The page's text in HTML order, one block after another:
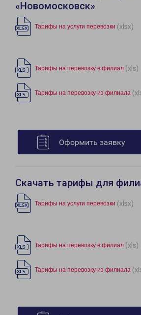
«Новомосковск»
Тарифы на услуги перевозки (xlsx)
Тарифы на перевозку в филиал (xls)
Тарифы на перевозку из филиала
Оформить заявку
Скачать тарифы для
Тарифы на услуги перевозки (xlsx)
Тарифы на перевозку в филиал (xls)
Тарифы на перевозку из филиала